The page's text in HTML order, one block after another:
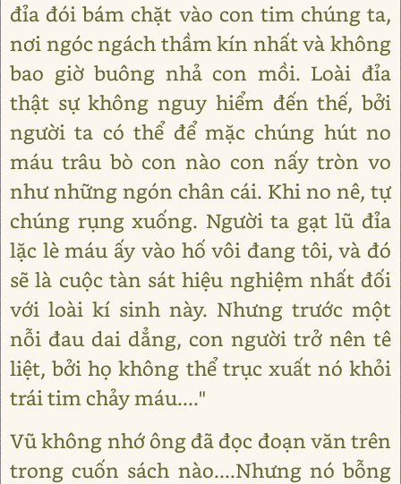
đỉa đói bám chặt vào con tim chúng ta,
nơi ngóc ngách thầm kín nhất và không
bao giờ buông nhả con mồi. Loài đỉa
thật sự không nguy hiểm đến thế, bởi
người ta có thể để mặc chúng hút no
máu trâu bò con nào con nấy tròn vo
như những ngón chân cái. Khi no nê, tự
chúng rụng xuống. Người ta gạt lũ đỉa
lặc lè máu ấy vào hố vôi đang tôi, và đó
sẽ là cuộc tàn sát hiệu nghiệm nhất đối
với loài kí sinh này. Nhưng trước một
nỗi đau dai dẳng, con người trở nên tê
liệt, bởi họ không thể trục xuất nó khỏi
trái tim chảy máu...."
Vũ không nhớ ông đã đọc đoạn văn trên
trong cuốn sách nào....Nhưng nó bỗng